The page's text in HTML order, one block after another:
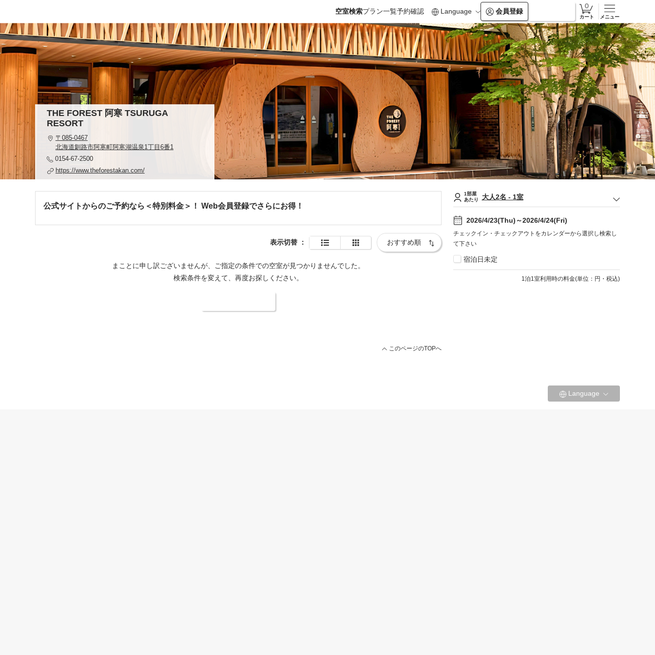
空室検索プラン一覧予約確認 Language 会員登録
カート メニュー
THE FOREST 阿寒 TSURUGA
RESORT
〒085-0467
北海道釧路市阿寒町阿寒湖温泉1丁目6番1
0154-67-2500
https://www.theforestakan.com/
公式サイトからのご予約なら＜特別料金＞！ Web会員登録でさらにお得！
表示切替 ：
まことに申し訳ございませんが、ご指定の条件での空室が見つかりませんでした。
検索条件を変えて、再度お探しください。
このページのTOPへ
1部屋
あたり
大人2名 - 1室
2026/4/23(Thu)～2026/4/24(Fri)
チェックイン・チェックアウトをカレンダーから選択し検索し
て下さい
宿泊日未定
1 泊1室利用時の料金(単位：円・税込)
Language